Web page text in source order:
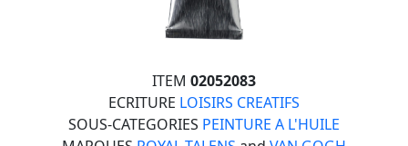
ITEM 02052083
ECRITURE LOISIRS CREATIFS
SOUS-CATEGORIES PEINTURE A L'HUILE